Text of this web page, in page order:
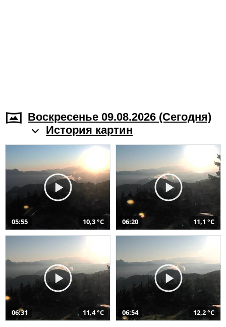
Воскресенье 09.08.2026 (Cегодня)
История картин
05:55 10,3 °C 06:20 11,1 °C
06:31 11,4 °C 06:54 12,2 °C